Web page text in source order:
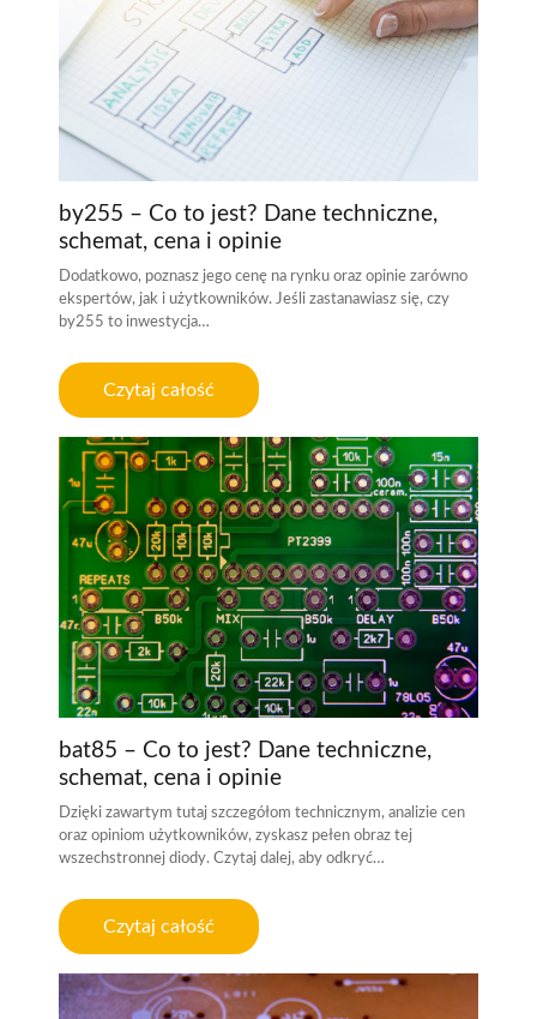
by255 – Co to jest? Dane techniczne,
schemat, cena i opinie
Dodatkowo, poznasz jego cenę na rynku oraz opinie zarówno
ekspertów, jak i użytkowników. Jeśli zastanawiasz się, czy
by255 to inwestycja…
Czytaj całość
bat85 – Co to jest? Dane techniczne,
schemat, cena i opinie
Dzięki zawartym tutaj szczegółom technicznym, analizie cen
oraz opiniom użytkowników, zyskasz pełen obraz tej
wszechstronnej diody. Czytaj dalej, aby odkryć…
Czytaj całość